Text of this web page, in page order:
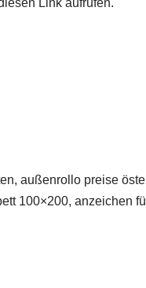
Link aufrufen.
außenrollo preise
100×200, anzeichen